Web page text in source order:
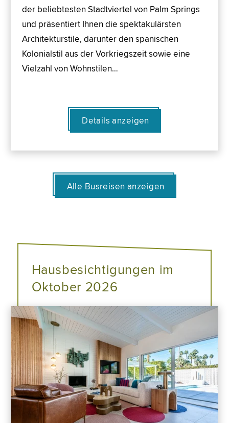
der beliebtesten Stadtviertel von Palm Springs
und präsentiert Ihnen die spektakulärsten
Architekturstile, darunter den spanischen
Kolonialstil aus der Vorkriegszeit sowie eine
Vielzahl von Wohnstilen…
Details anzeigen
Alle Busreisen anzeigen
Hausbesichtigungen im
Oktober 2026